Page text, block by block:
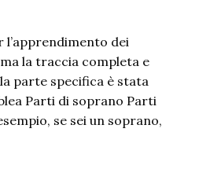
dei
la traccia completa e
parte specifica è stata
Parti di soprano Parti
se sei un soprano,